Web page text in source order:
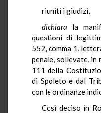
riuniti i giudizi,
dichiara la
questioni di
552, comma 1,
penale, sollevate,
111 della
di Spoleto e dal
con le ordinanze
Così deciso in